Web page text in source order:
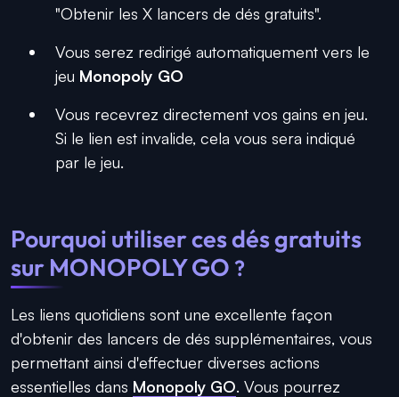
"Obtenir les X lancers de dés gratuits".
Vous serez redirigé automatiquement vers le
jeu Monopoly GO
Vous recevrez directement vos gains en jeu.
Si le lien est invalide, cela vous sera indiqué
par le jeu.
Pourquoi utiliser ces dés gratuits
sur MONOPOLY GO ?
Les liens quotidiens sont une excellente façon
d'obtenir des lancers de dés supplémentaires, vous
permettant ainsi d'effectuer diverses actions
essentielles dans Monopoly GO. Vous pourrez